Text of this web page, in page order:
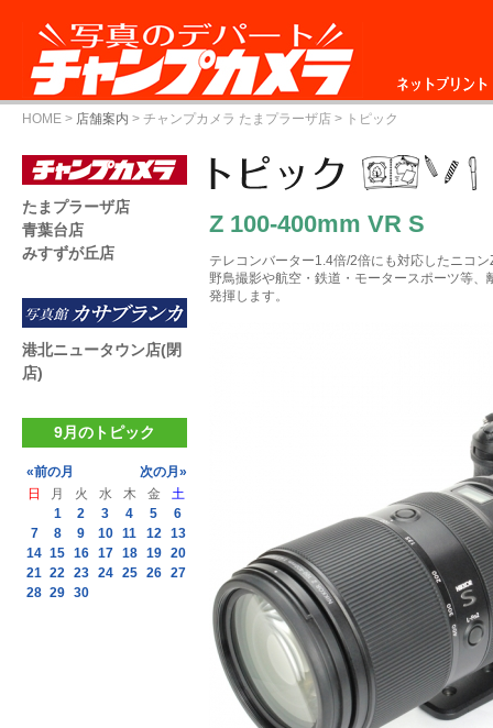
ネットプリント
HOME > 店舗案内 > チャンプカメラ たまプラーザ店 > トピック
Z 100-400mm VR S
テレコンバーター1.4倍/2倍にも対応したニコ
野鳥撮影や航空・鉄道・モータースポーツ等
発揮します。
たまプラーザ店
青葉台店
みすずが丘店
港北ニュータウン店(閉
店)
9月のトピック
«前の月
次の月»
日
月 火 水 木 金
土
1
2 3 4 5
6
7
8 9 10 11 12 13
14 15 16 17 18 19 20
21 22 23 24 25 26 27
28 29 30